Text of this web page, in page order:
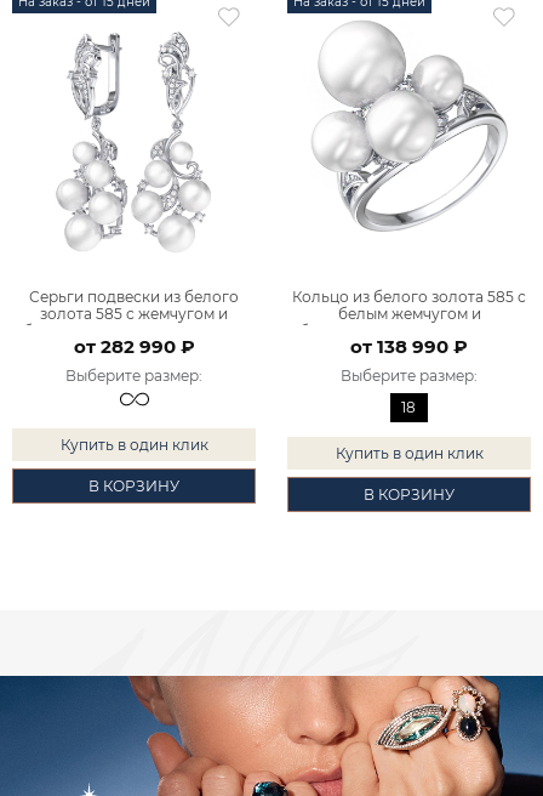
Серьги подвески из белого
золота 585 с жемчугом и
бриллиантами 9201261-00082
от 282 990 ₽
Выберите размер:
Купить в один клик
В КОРЗИНУ
Кольцо из белого золота 585 с
белым жемчугом и
бриллиантами 9101261-00082
от 138 990 ₽
Выберите размер:
18
Купить в один клик
В КОРЗИНУ